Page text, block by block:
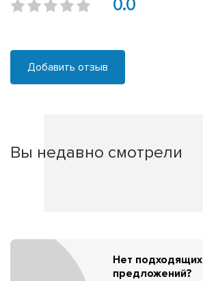
0.0
Добавить отзыв
Вы недавно смотрели
Нет подходящих
предложений?